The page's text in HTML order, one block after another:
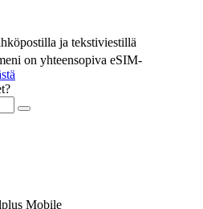
ja tekstiviestillä
on yhteensopiva eSIM-
Mobile